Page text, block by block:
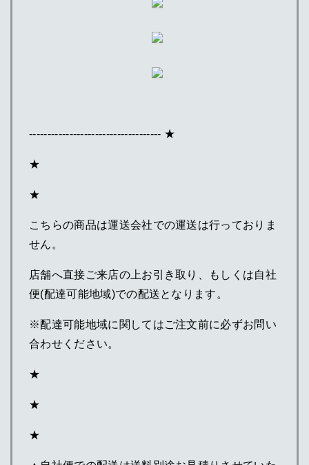
------------------------------------ ★
★
★
こちらの商品は運送会社での運送は行っておりま
せん。
店舗へ直接ご来店の上お引き取り、もしくは自社
便(配達可能地域)での配送となります。
※配達可能地域に関してはご注文前に必ずお問い
合わせください。
★
★
★